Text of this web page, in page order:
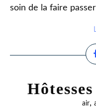
soin de la faire
air,